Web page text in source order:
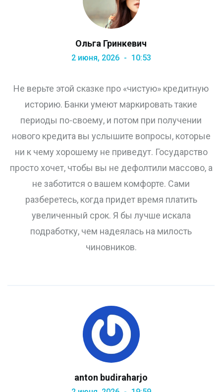
Ольга Гринкевич
2 июня, 2026 10:53
Не верьте этой сказке про «чистую» кредитную
историю. Банки умеют маркировать такие
периоды по-своему, и потом при получении
нового кредита вы услышите вопросы, которые
ни к чему хорошему не приведут. Государство
просто хочет, чтобы вы не дефолтили массово, а
не заботится о вашем комфорте. Сами
разберетесь, когда придет время платить
увеличенный срок. Я бы лучше искала
подработку, чем надеялась на милость
чиновников.
anton budiraharjo